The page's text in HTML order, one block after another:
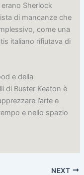
Sherlock
di mancanze che
come una
italiano rifiutava di
e della
di Buster Keaton è
l’arte e
e nello spazio
NEXT